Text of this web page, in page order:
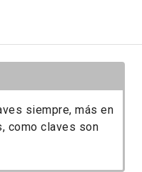
siempre, más en
como claves son